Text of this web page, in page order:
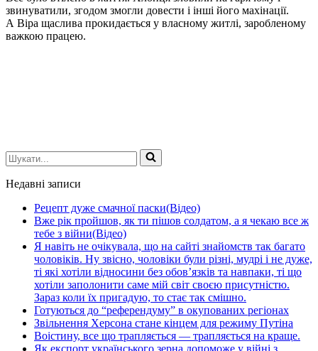
звинуватили, згодом змогли довести і інші його махінації.
А Віра щаслива прокидається у власному житлі, заробленому
важкою працею.
Шукати...
Недавні записи
Рецепт дуже смачної паски(Відео)
Вже рік пройшов, як ти пішов солдатом, а я чекаю все ж
тебе з війни(Відео)
Я навіть не очікувала, що на сайті знайомств так багато
чоловіків. Ну звісно, чоловіки були різні, мудрі і не дуже,
ті які хотіли відносини без обов’язків та навпаки, ті що
хотіли заполонити саме мій світ своєю присутністю.
Зараз коли їх пригадую, то стає так смішно.
Готуються до “референдуму” в окупованих регіонах
Звільнення Херсона стане кінцем для режиму Путіна
Воістину, все що трапляється — трапляється на краще.
Як експорт українського зерна допоможе у війні з